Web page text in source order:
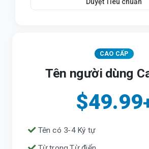
CAO CẤP
Tên người dùng
$49.99
Tên có 3-4 Ký tự